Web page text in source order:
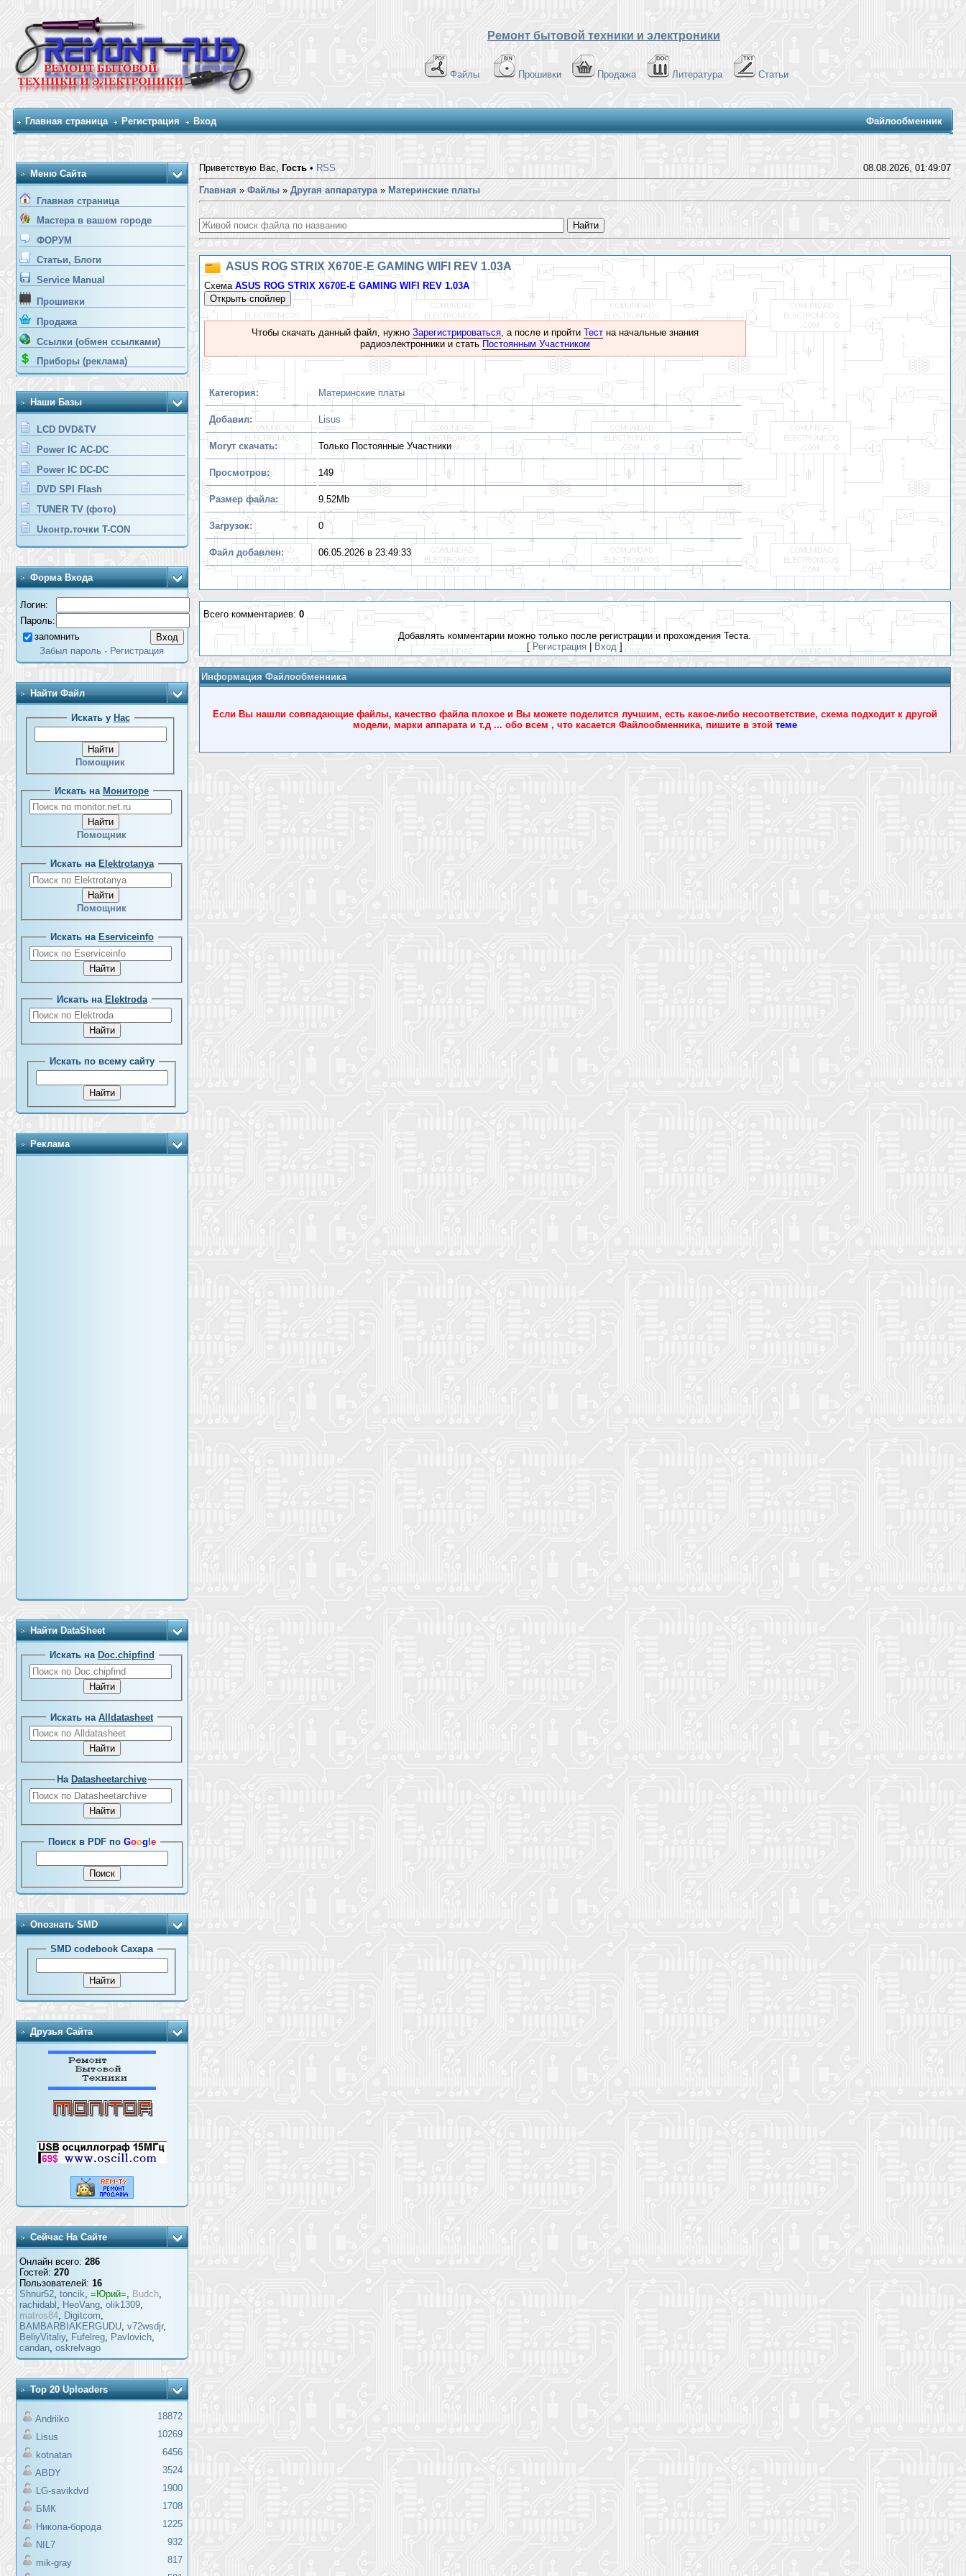
Ремонт бытовой техники и электроники
Файлы Прошивки Продажа Литература Статьи
Главная страница Регистрация Вход Файлообменник
Меню Сайта
Главная страница
Мастера в вашем городе
ФОРУМ
Статьи, Блоги
Service Manual
Прошивки
Продажа
Ссылки (обмен ссылками)
Приборы (реклама)
Наши Базы
LCD DVD&TV
Power IC AC-DC
Power IC DC-DC
DVD SPI Flash
TUNER TV (фото)
Uконтр.точки T-CON
Форма Входа
Логин:
Пароль:
запомнить
Забыл пароль · Регистрация
Найти Файл
Искать у Нас
Помощник
Искать на Мониторе
Помощник
Искать на Elektrotanya
Помощник
Искать на Eserviceinfo
Искать на Elektroda
Искать по всему сайту
Реклама
Найти DataSheet
Искать на Doc.chipfind
Искать на Alldatasheet
На Datasheetarchive
Поиск в PDF по Goog e
Опознать SMD
SMD codebook Сахара
Друзья Сайта
Сейчас На Сайте
Онлайн всего: 286
Гостей: 270
Пользователей: 16
Shnur52, toncik, =Юрий=, Budch,
rachidabl , HeoVang, olik1309,
matros84, Digitcom,
BAMBARBIAKERGUDU, v72wsdjr,
BeliyVitaliy, Fufelreg, Pavlovich,
candan, oskrelvago
Top 20 Uploaders
Andriiko
18872
Lisus
10269
kotnatan
6456
ABDY
3524
LG-savikdvd
1900
БМК
1708
Никола-борода
1225
NIL7
932
mik-gray
817
Приветствую Вас, Гость• RSS 08.08.2026, 01:49:07
Главная » Файлы» Другая аппаратура» Материнские платы
ASUS ROG STRIX X670E-E GAMING WIFI REV 1.03A
СхемаASUS ROG STRIX X670E-E GAMING WIFI REV 1.03A
Чтобы скачать данный файл, нужно Зарегистрироваться, а после и пройти Тестна начальные знания
радиоэлектронники и стать Постоянным Участником
Категория: Материнские платы
Добавил: Lisus
Могут скачать: Только Постоянные Участники
Просмотров: 149
Размер файла: 9.52Mb
Загрузок: 0
Файл добавлен: 06.05.2026 в 23:49:33
Всего комментариев: 0
Добавлять комментарии можно только после регистрации и прохождения Теста.
[Регистрация |Вход]
Информация Файлообменника
Если Вы нашли совпадающие файлы, качество файла плохое и Вы можете поделится лучшим, есть какое-либо несоответствие, схема подходит к другой
модели, марки аппарата и т.д ... обо всем , что касается Файлообменника, пишите в этой теме